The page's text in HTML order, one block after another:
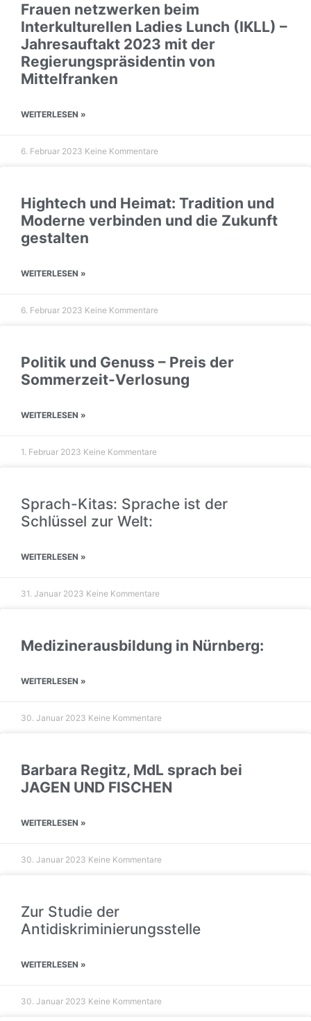
Frauen netzwerken beim
Interkulturellen Ladies Lunch (IKLL) –
Jahresauftakt 2023 mit der
Regierungspräsidentin von
Mittelfranken
WEITERLESEN »
6. Februar 2023 Keine Kommentare
Hightech und Heimat: Tradition und
Moderne verbinden und die Zukunft
gestalten
WEITERLESEN »
6. Februar 2023 Keine Kommentare
Politik und Genuss – Preis der
Sommerzeit-Verlosung
WEITERLESEN »
1. Februar 2023 Keine Kommentare
Sprach-Kitas: Sprache ist der
Schlüssel zur Welt:
WEITERLESEN »
31. Januar 2023 Keine Kommentare
Medizinerausbildung in Nürnberg:
WEITERLESEN »
30. Januar 2023 Keine Kommentare
Barbara Regitz, MdL sprach bei
JAGEN UND FISCHEN
WEITERLESEN »
30. Januar 2023 Keine Kommentare
Zur Studie der
Antidiskriminierungsstelle
WEITERLESEN »
30. Januar 2023 Keine Kommentare